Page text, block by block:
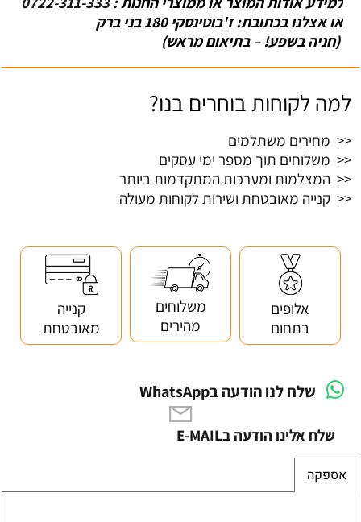
או אצלנו בכתובת: ז'בוטינסקי 180 בני ברק
(חניה בשפע! – בתיאום מראש)
למה לקוחות בוחרים בנו?
<< מחירים משתלמים
<< משלוחים תוך מספר ימי עסקים
<< המצלמות ומערכות המתקדמות ביותר
<< קנייה מאובטחת ושירות לקוחות מעולה
אלופים
בתחום
משלוחים
מהירים
קנייה
מאובטחת
שלח לנו הודעה בWhatsApp
שלח אלינו הודעה בE-MAIL
אספקה